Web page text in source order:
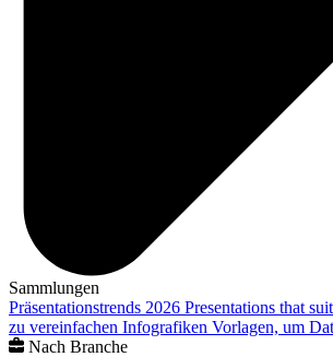
Sammlungen
Präsentationstrends 2026 Presentations that
zu vereinfachen Infografiken Vorlagen, um
Nach Branche